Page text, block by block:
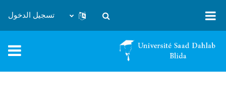
تبديل إدخال البحث
تسجيل الدخول